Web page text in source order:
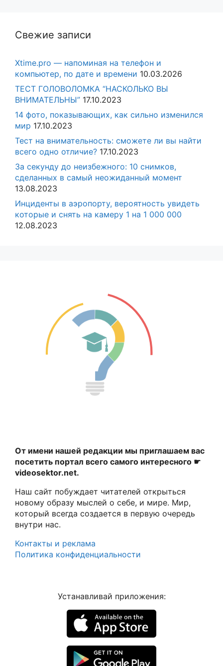
Свежие записи
Xtime.pro — напоминая на телефон и
компьютер, по дате и времени 10.03.2026
ТЕСТ ГОЛОВОЛОМКА “НАСКОЛЬКО ВЫ
ВНИМАТЕЛЬНЫ” 17.10.2023
14 фото, показывающих, как сильно изменился
мир 17.10.2023
Тест на внимательность: сможете ли вы найти
всего одно отличие? 17.10.2023
За секунду до неизбежного: 10 снимков,
сделанных в самый неожиданный момент
13.08.2023
Инциденты в аэропорту, вероятность увидеть
которые и снять на камеру 1 на 1 000 000
12.08.2023
От имени нашей редакции мы приглашаем вас
посетить портал всего самого интересного ☛
videosektor.net.
Наш сайт побуждает читателей открыться
новому образу мыслей о себе, и мире. Мир,
который всегда создается в первую очередь
внутри нас.
Контакты и реклама
Политика конфиденциальности
Устанавливай приложения: